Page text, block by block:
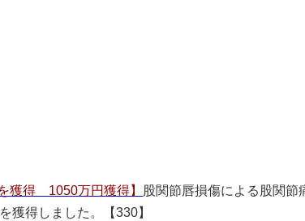
獲得 1050万円獲得】
股関節唇損傷による股関節
獲得しました。【330】